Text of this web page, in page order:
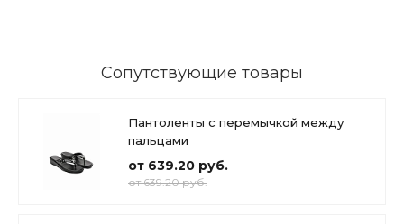
Сопутствующие товары
Пантоленты с перемычкой между
пальцами
от 639.20 руб.
от 639.20 руб.